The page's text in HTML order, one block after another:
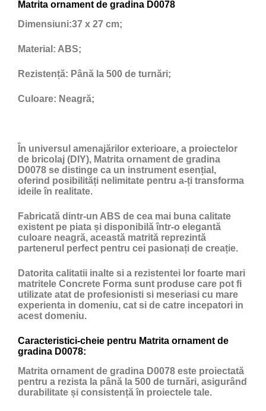
Matrita ornament de gradina D0078
Dimensiuni:37 x 27 cm;
Material: ABS;
Rezistență: Până la 500 de turnări;
Culoare: Neagră;
În universul amenajărilor exterioare, a proiectelor
de bricolaj (DIY), Matrita ornament de gradina
D0078 se distinge ca un instrument esențial,
oferind posibilități nelimitate pentru a-ți transforma
ideile în realitate.
Fabricată dintr-un ABS de cea mai buna calitate
existent pe piata și disponibilă într-o elegantă
culoare neagră, această matrită reprezintă
partenerul perfect pentru cei pasionați de creație.
Datorita calitatii inalte si a rezistentei lor foarte mari
matritele Concrete Forma sunt produse care pot fi
utilizate atat de profesionisti si meseriasi cu mare
experienta in domeniu, cat si de catre incepatori in
acest domeniu.
Caracteristici-cheie pentru Matrita ornament de
gradina D0078:
Matrita ornament de gradina D0078 este proiectată
pentru a rezista la până la 500 de turnări, asigurând
durabilitate și consistență în proiectele tale.